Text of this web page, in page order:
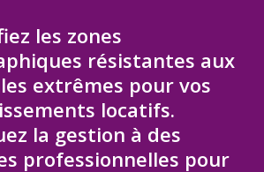
les zones
résistantes aux
extrêmes pour vos
locatifs.
la gestion à des
professionnelles pour